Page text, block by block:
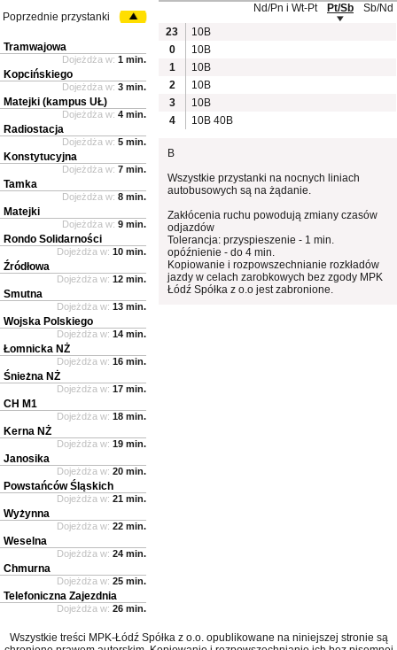
Nd/Pn i Wt-Pt
Pt/Sb
Sb/Nd
23
10B
0
10B
1
10B
2
10B
3
10B
4
10B 40B
B
Wszystkie przystanki na nocnych liniach
autobusowych są na żądanie.
Zakłócenia ruchu powodują zmiany czasów
odjazdów
Tolerancja: przyspieszenie - 1 min.
opóźnienie - do 4 min.
Kopiowanie i rozpowszechnianie rozkładów
jazdy w celach zarobkowych bez zgody MPK
Łódź Spółka z o.o jest zabronione.
Poprzednie przystanki
Tramwajowa
Dojeżdża w: 1 min.
Kopcińskiego
Dojeżdża w: 3 min.
Matejki (kampus UŁ)
Dojeżdża w: 4 min.
Radiostacja
Dojeżdża w: 5 min.
Konstytucyjna
Dojeżdża w: 7 min.
Tamka
Dojeżdża w: 8 min.
Matejki
Dojeżdża w: 9 min.
Rondo Solidarności
Dojeżdża w: 10 min.
Źródłowa
Dojeżdża w: 12 min.
Smutna
Dojeżdża w: 13 min.
Wojska Polskiego
Dojeżdża w: 14 min.
Łomnicka NŻ
Dojeżdża w: 16 min.
Śnieżna NŻ
Dojeżdża w: 17 min.
CH M1
Dojeżdża w: 18 min.
Kerna NŻ
Dojeżdża w: 19 min.
Janosika
Dojeżdża w: 20 min.
Powstańców Śląskich
Dojeżdża w: 21 min.
Wyżynna
Dojeżdża w: 22 min.
Weselna
Dojeżdża w: 24 min.
Chmurna
Dojeżdża w: 25 min.
Telefoniczna Zajezdnia
Dojeżdża w: 26 min.
Wszystkie treści MPK-Łódź Spółka z o.o. opublikowane na niniejszej stronie są